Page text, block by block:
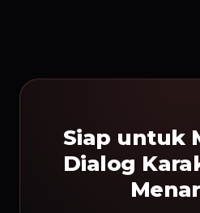
Siap untuk
Dialog